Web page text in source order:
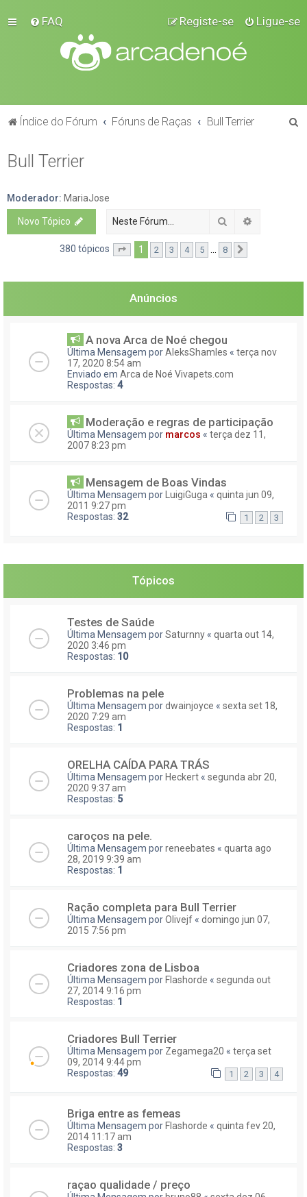
FAQ Ligue-se
Registe-se
Índice do Fórum Fóruns de Raças Bull Terrier
Bull Terrier
Moderador: MariaJose
Novo Tópico Pesquisar
380 tópicos Página1 de
1 2 3 4 5 8
Anúncios
A nova Arca de Noé chegou
Última Mensagem porAleksShamles « terça nov
17, 2020 8:54 am
Enviado em Arca de Noé Vivapets.com
Respostas: 4
Moderação e regras de participação
Última Mensagem por marcos « terça dez 11,
2007 8:23 pm
Mensagem de Boas Vindas
Última Mensagem por LuigiGuga « quinta jun 09,
2011 9:27 pm
Respostas: 32 1 2 3
Tópicos
Testes de Saúde
Última Mensagem porSaturnny « quarta out 14,
2020 3:46 pm
Respostas: 10
Problemas na pele
Última Mensagem pordwainjoyce « sexta set 18,
2020 7:29 am
Respostas: 1
ORELHA CAÍDA PARA TRÁS
Última Mensagem por Heckert « segunda abr 20,
2020 9:37 am
Respostas: 5
caroços na pele.
Última Mensagem porreneebates « quarta ago
28, 2019 9:39 am
Respostas: 1
Ração completa para Bull Terrier
Última Mensagem porOlivejf « domingo jun 07,
2015 7:56 pm
Criadores zona de Lisboa
Última Mensagem por Flashorde « segunda out
27, 2014 9:16 pm
Respostas: 1
Criadores Bull Terrier
Última Mensagem por Zegamega20 « terça set
09, 2014 9:44 pm
Respostas: 49 1 2 3 4
Briga entre as femeas
Última Mensagem por Flashorde « quinta fev 20,
2014 11:17 am
Respostas: 3
raçao qualidade / preço